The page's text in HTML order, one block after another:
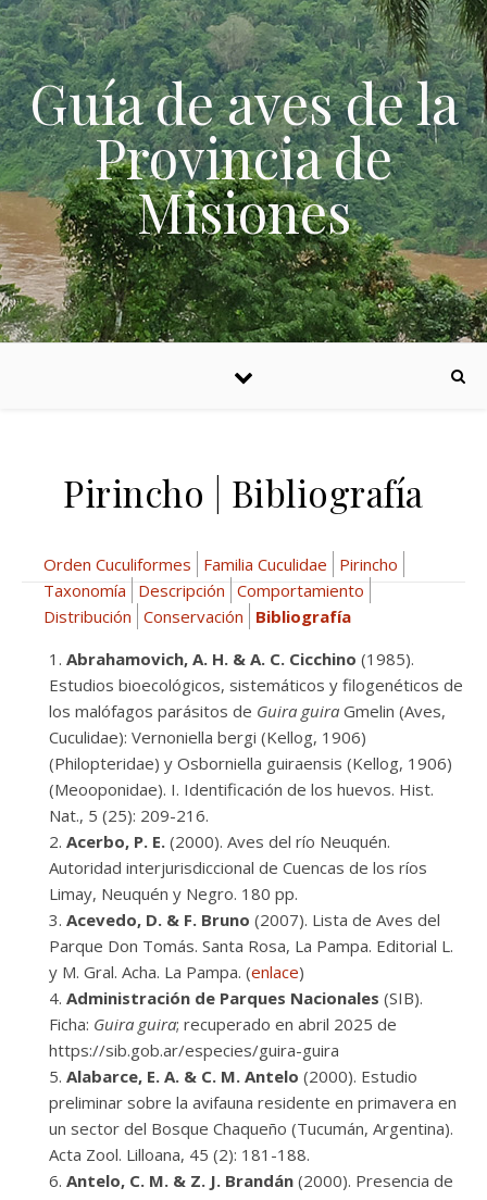
Skip to content
Guía de aves de la
Provincia de
Misiones
Pirincho | Bibliografía
Orden Cuculiformes Familia Cuculidae
Pirincho
Taxonomía
Descripción Comportamiento
Distribución Conservación
Bibliografía
Abrahamovich, A. H. & A. C. Cicchino (1985).
Estudios bioecológicos, sistemáticos y filogenéticos de
los malófagos parásitos de Guira guira Gmelin (Aves,
Cuculidae): Vernoniella bergi (Kellog, 1906)
(Philopteridae) y Osborniella guiraensis (Kellog, 1906)
(Meooponidae). I. Identificación de los huevos. Hist.
Nat., 5 (25): 209-216.
Acerbo, P. E. (2000). Aves del río Neuquén.
Autoridad interjurisdiccional de Cuencas de los ríos
Limay, Neuquén y Negro. 180 pp.
Acevedo, D. & F. Bruno (2007). Lista de Aves del
Parque Don Tomás. Santa Rosa, La Pampa. Editorial L.
y M. Gral. Acha. La Pampa. (enlace)
Administración de Parques Nacionales (SIB).
Ficha: Guira guira; recuperado en abril 2025 de
https://sib.gob.ar/especies/guira-guira
Alabarce, E. A. & C. M. Antelo (2000). Estudio
preliminar sobre la avifauna residente en primavera en
un sector del Bosque Chaqueño (Tucumán, Argentina).
Acta Zool. Lilloana, 45 (2): 181-188.
Antelo, C. M. & Z. J. Brandán (2000). Presencia de